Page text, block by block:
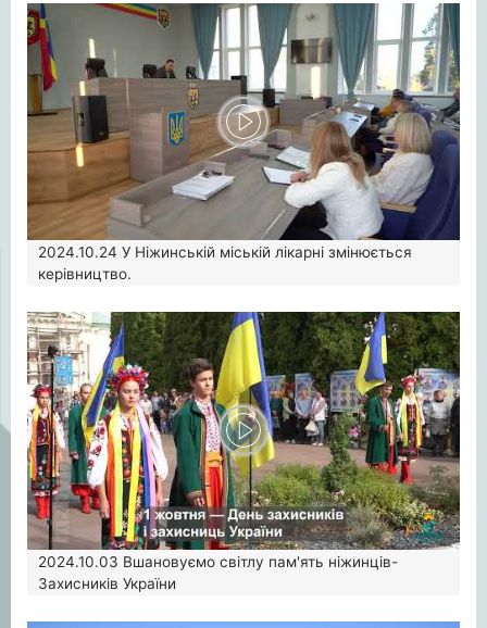
2024.10.24 У Ніжинській міській лікарні змінюється
керівництво.
2024.10.03 Вшановуємо світлу пам'ять ніжинців-
Захисників України